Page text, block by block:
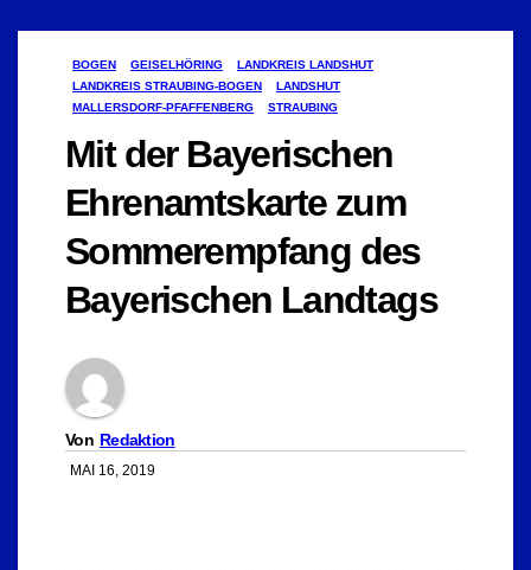
BOGEN GEISELHÖRING
LANDKREIS LANDSHUT
LANDKREIS STRAUBING-BOGEN
LANDSHUT
MALLERSDORF-PFAFFENBERG
STRAUBING
Mit der Bayerischen
Ehrenamtskarte zum
Sommerempfang des
Bayerischen Landtags
Von Redaktion
MAI 16, 2019